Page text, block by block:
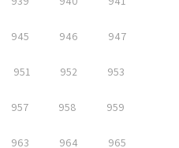
945 946 947
951 952 953
957 958 959
963 964 965